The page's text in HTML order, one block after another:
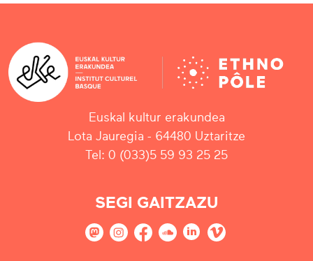
Euskal kultur erakundea
Lota Jauregia - 64480 Uztaritze
Tel: 0 (033)5 59 93 25 25
SEGI GAITZAZU